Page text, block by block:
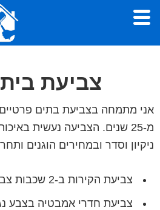
Skip
main
Skip
footer
דירה,
צביעת
אני מתמחה בצביעת בתים
מ-25 שנים. הצביעה נעשית
ניקיון וסדר ובמחירים הוגנים
צביעת הקירות ב-2 שכבות צבע אקרילי איכותי.
צביעת חדרי אמבטיה בצבע